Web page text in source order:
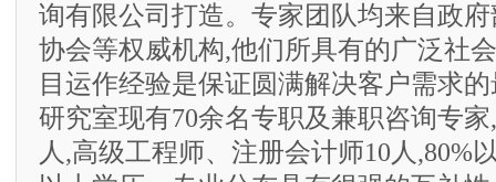
询有限公司打造。专家团队均来自政
协会等权威机构,他们所具有的广泛社
目运作经验是保证圆满解决客户需求
研究室现有70余名专职及兼职咨询专
人,高级工程师、注册会计师10人,80%